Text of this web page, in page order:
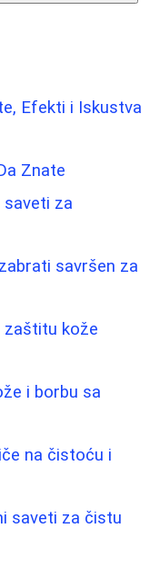
Efekti i Iskustva
Znate
saveti za
savršen za
zaštitu kože
i borbu sa
na čistoću i
saveti za čistu